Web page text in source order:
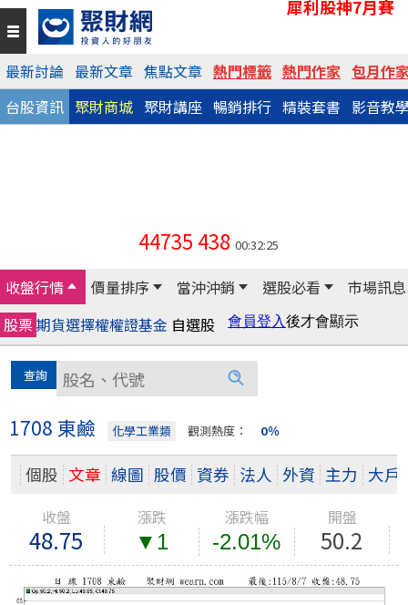
犀利股神7月賽
最新討論 最新文章 焦點文章 熱門標籤 熱門作家 包月作
台股資訊 聚財商城 聚財講座 暢銷排行 精裝套書 影音教
44735 438 00:32:25
收盤行情 價量排序 當沖沖銷 選股必看
市場訊息
股票期貨選擇權權證基金 自選股
1708 東鹼 化學工業類 觀測熱度： 0％
個股 文章 線圖 股價 資券 法人 外資 主力 大戶
收盤 漲跌 漲跌幅 開盤
48.75 ▼1 -2.01% 50.2